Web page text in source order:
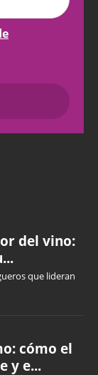
del vino:
que lideran
cómo el
y e...